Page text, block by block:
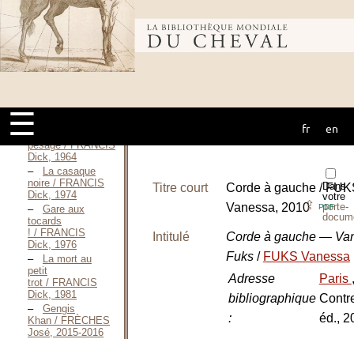
Bibliothèque
mondiale du
cheval
☰ fr en
Nicholas, 2003
Blessés / EVERETT
Percival,
Janvier 2007
Petit-Bout,
Louis-Jean,
1926
pesage / FRANCIS
Dick, 1964
La casaque
noire / FRANCIS
Dick, 1974
Gare aux
tocards
! / FRANCIS
Dick, 1976
La mort au
petit
trot / FRANCIS
Dick, 1981
Gengis
Khan / FRÈCHES
José, 2015-2016
Dans
votre
porte-
⇪ PDF
Titre court
Corde à gauche /
Vanessa, 2010
Intitulé
Corde à gauche —
Fuks / FUKS Vanessa
Adresse
bibliographique
:
Paris
éd.,